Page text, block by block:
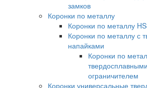
замков
Коронки по металлу
Коронки по металлу
Коронки по металлу с
напайками
Коронки по
ограничителем
Коронки универсальные